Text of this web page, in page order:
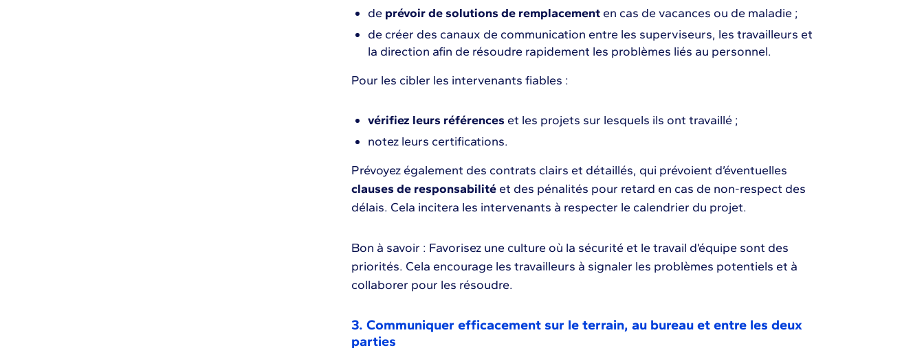
de prévoir de solutions de remplacementen cas de vacances ou de maladie ;
de créer des canaux de communication entre les superviseurs, les travailleurs et
la direction afin de résoudre rapidement les problèmes liés au personnel.
Pour les cibler les intervenants fiables :
vérifiez leurs références et les projets sur lesquels ils ont travaillé ;
notez leurs certifications.
Prévoyez également des contrats clairs et détaillés, qui prévoient d’éventuelles
clauses de responsabilité et des pénalités pour retard en cas de non-respect des
délais. Cela incitera les intervenants à respecter le calendrier du projet.
Bon à savoir : Favorisez une culture où la sécurité et le travail d’équipe sont des
priorités. Cela encourage les travailleurs à signaler les problèmes potentiels et à
collaborer pour les résoudre.
3. Communiquer efficacement sur le terrain, au bureau et entre les deux
parties